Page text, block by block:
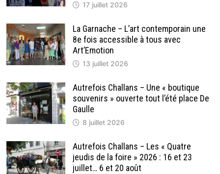
17 juillet 2026
La Garnache – L’art contemporain une
8e fois accessible à tous avec
Art’Emotion
13 juillet 2026
Autrefois Challans – Une « boutique
souvenirs » ouverte tout l’été place De
Gaulle
8 juillet 2026
Autrefois Challans – Les « Quatre
jeudis de la foire » 2026 : 16 et 23
juillet… 6 et 20 août